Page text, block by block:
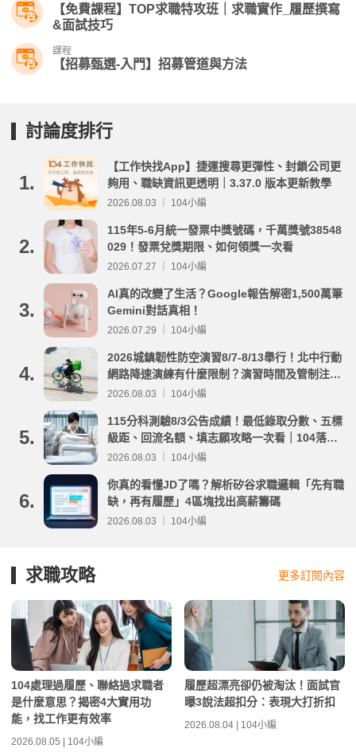
【免費課程】TOP求職特攻班｜求職實作_履歷撰寫
&面試技巧
課程
【招募甄選-入門】招募管道與方法
討論度排行
1.
【工作快找App】捷運搜尋更彈性、封鎖公司更
夠用、職缺資訊更透明｜3.37.0 版本更新教學
2026.08.03 ｜ 104小編
2.
115年5-6月統一發票中獎號碼，千萬獎號38548
029！發票兌獎期限、如何領獎一次看
2026.07.27 ｜ 104小編
3.
AI真的改變了生活？Google報告解密1,500萬筆
Gemini對話真相！
2026.07.29 ｜ 104小編
4.
2026城鎮韌性防空演習8/7-8/13舉行！北中行動
網路降速演練有什麼限制？演習時間及管制注意
事項整理
2026.08.03 ｜ 104小編
5.
115分科測驗8/3公告成績！最低錄取分數、五標
級距、回流名額、填志願攻略一次看｜104落點
分析
2026.08.03 ｜ 104小編
6.
你真的看懂JD了嗎？解析矽谷求職邏輯「先有職
缺，再有履歷」4區塊找出高薪籌碼
2026.08.03 ｜ 104小編
求職攻略 更多訂閱內容
104處理過履歷、聯絡過求職者
是什麼意思？揭密4大實用功
能，找工作更有效率
2026.08.05 | 104小編
履歷超漂亮卻仍被淘汰！面試官
曝3說法超扣分：表現大打折扣
2026.08.04 | 104小編